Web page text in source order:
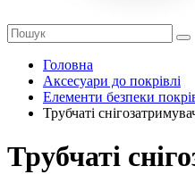
Головна
Аксесуари до покрівлі
Елементи безпеки
Трубчаті
Трубчаті